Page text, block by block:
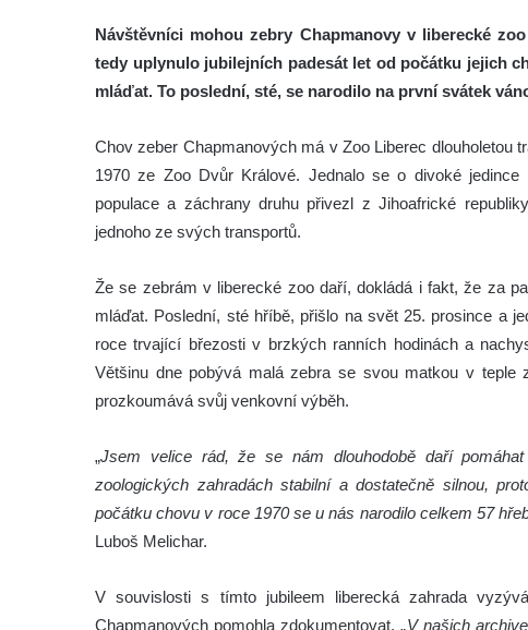
Návštěvníci mohou zebry Chapmanovy v liberecké
tedy uplynulo jubilejních padesát let od počátku jejich
mláďat. To poslední, sté, se narodilo na první svátek
Chov zeber Chapmanových má v Zoo Liberec dlouholetou
1970 ze Zoo Dvůr Králové. Jednalo se o divoké
populace a záchrany druhu přivezl z Jihoafrické
jednoho ze svých transportů.
Že se zebrám v liberecké zoo daří, dokládá i fakt, že za
mláďat. Poslední, sté hříbě, přišlo na svět 25. prosince a
roce trvající březosti v brzkých ranních hodinách a
Většinu dne pobývá malá zebra se svou matkou v
prozkoumává svůj venkovní výběh.
„Jsem velice rád, že se nám dlouhodobě daří
zoologických zahradách stabilní a dostatečně silnou,
počátku chovu v roce 1970 se u nás narodilo celkem 57
Luboš Melichar.
V souvislosti s tímto jubileem liberecká zahrada
Chapmanových pomohla zdokumentovat. „V našich